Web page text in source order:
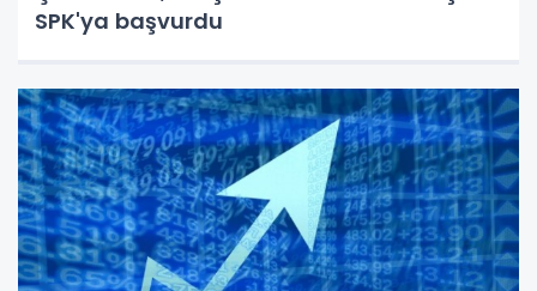
SPK'ya başvurdu